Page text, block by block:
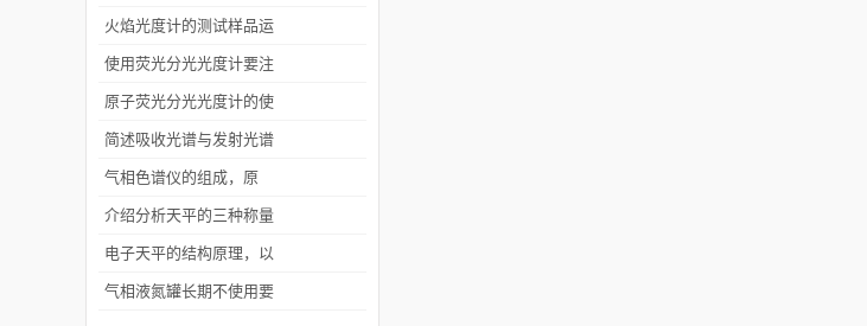
实验操作的自动化运行
火焰光度计的测试样品运
用的原理是什么？
使用荧光分光光度计要注
意这几点操作
原子荧光分光光度计的使
用注意事项介绍
简述吸收光谱与发射光谱
之间的差异
气相色谱仪的组成，原
理，发展以及应用
介绍分析天平的三种称量
方法
电子天平的结构原理，以
及使用说明，简单的故障
气相液氮罐长期不使用要